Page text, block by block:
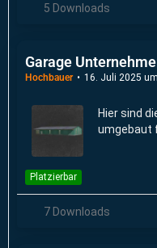
5 Downloads
Garage
Hochbauer 16. Juli 2025
Hier sind
umgebaut
Platzierbar
7 Downloads